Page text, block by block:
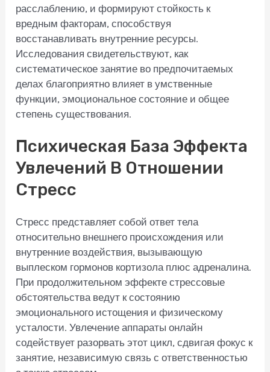
расслаблению, и формируют стойкость к
вредным факторам, способствуя
восстанавливать внутренние ресурсы.
Исследования свидетельствуют, как
систематическое занятие во предпочитаемых
делах благоприятно влияет в умственные
функции, эмоциональное состояние и общее
степень существования.
Психическая База Эффекта
Увлечений В Отношении
Стресс
Стресс представляет собой ответ тела
относительно внешнего происхождения или
внутренние воздействия, вызывающую
выплеском гормонов кортизола плюс адреналина.
При продолжительном эффекте стрессовые
обстоятельства ведут к состоянию
эмоционального истощения и физическому
усталости. Увлечение аппараты онлайн
содействует разорвать этот цикл, сдвигая фокус к
занятие, независимую связь с ответственностью